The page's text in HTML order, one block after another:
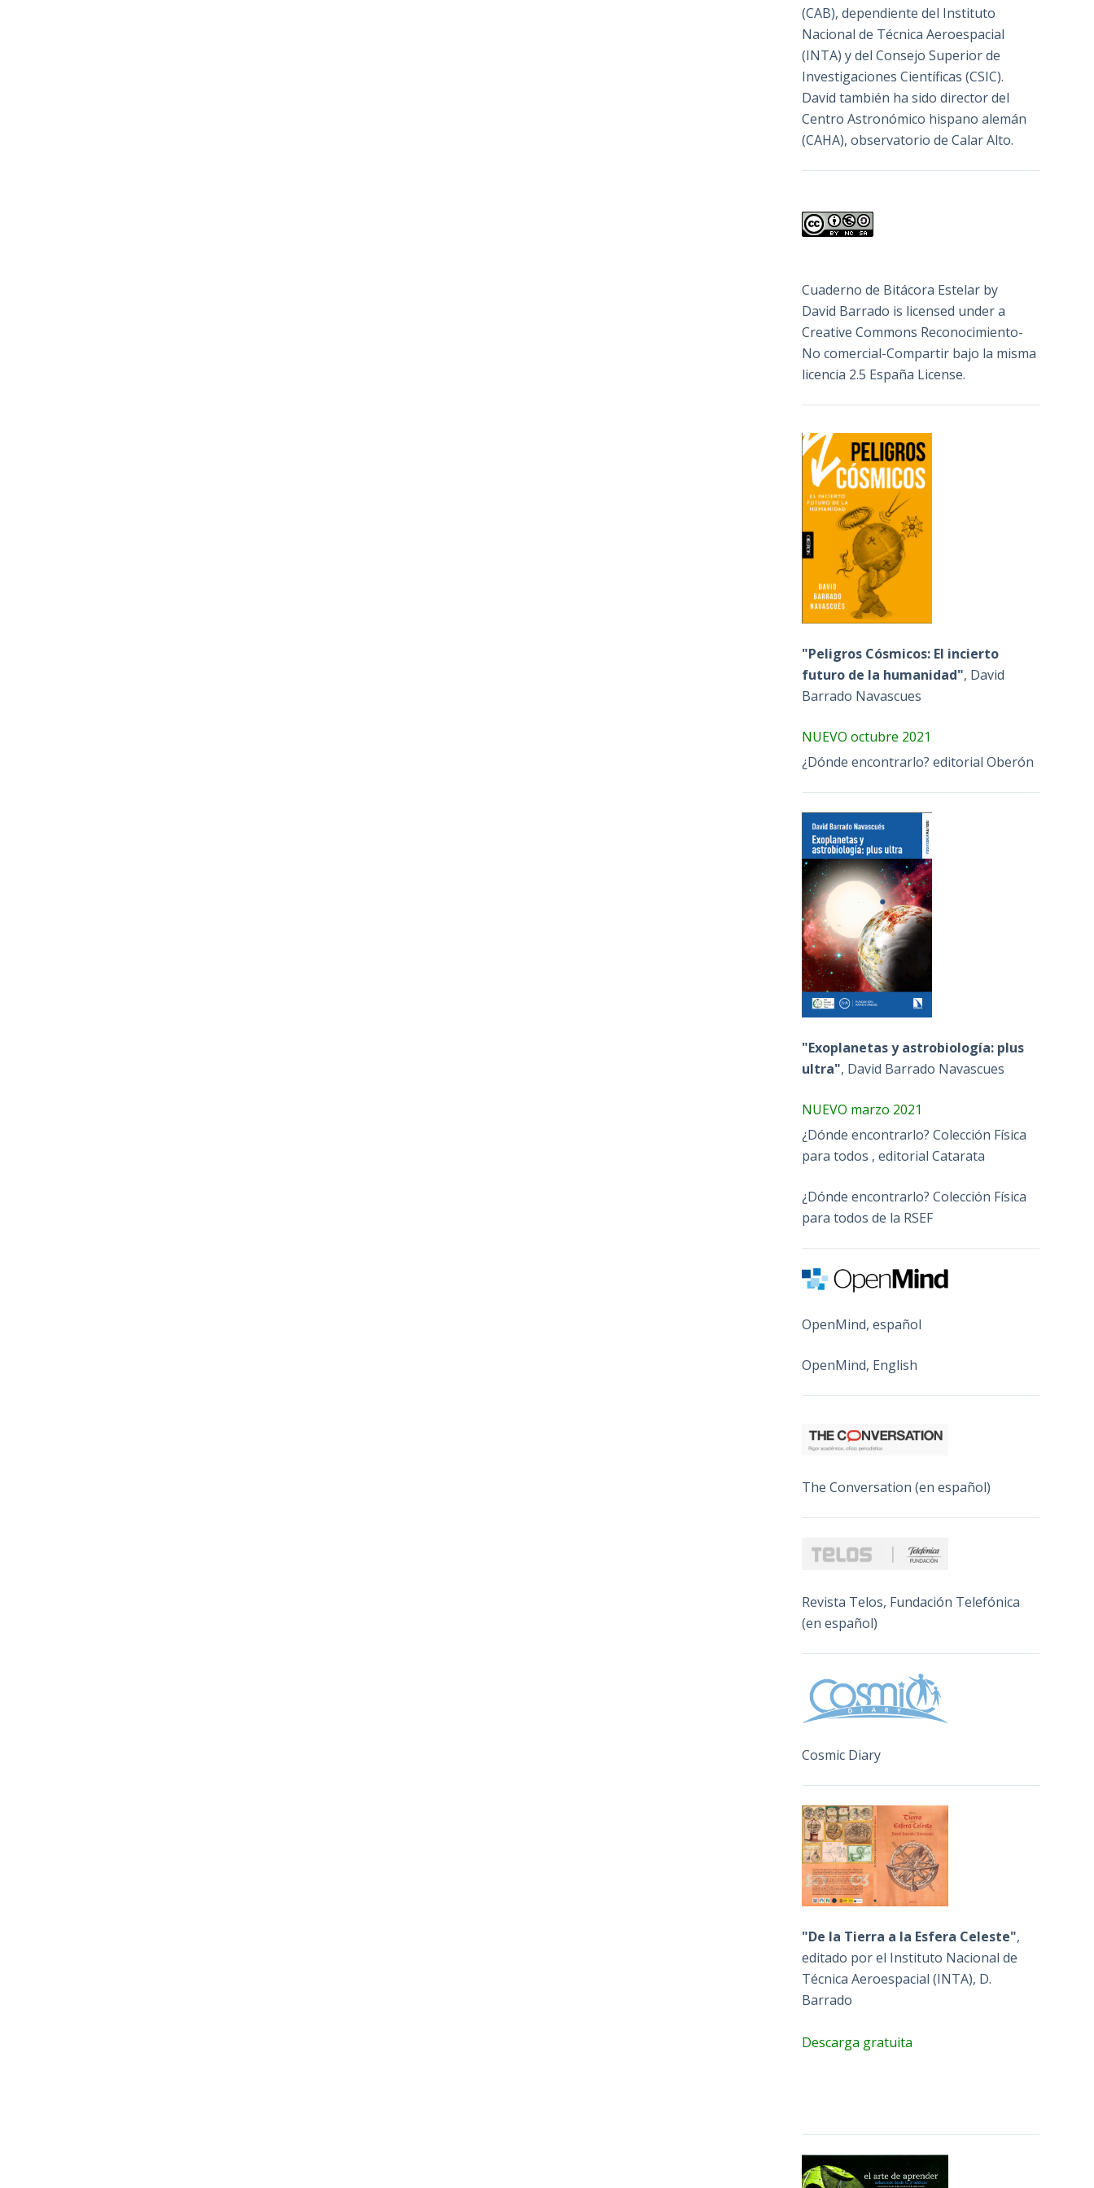
(CAB), dependiente del Instituto
Nacional de Técnica Aeroespacial
(INTA) y del Consejo Superior de
Investigaciones Científicas (CSIC).
David también ha sido director del
Centro Astronómico hispano alemán
(CAHA), observatorio de Calar Alto.
Cuaderno de Bitácora Estelar by
David Barrado is licensed under a
Creative Commons Reconocimiento-
No comercial-Compartir bajo la misma
licencia 2.5 España License.
"Peligros Cósmicos: El incierto
futuro de la humanidad", David
Barrado Navascues
NUEVO octubre 2021
¿Dónde encontrarlo? editorial Oberón
"Exoplanetas y astrobiología: plus
ultra", David Barrado Navascues
NUEVO marzo 2021
¿Dónde encontrarlo? Colección Física
para todos , editorial Catarata
¿Dónde encontrarlo? Colección Física
para todos de la RSEF
OpenMind, español
OpenMind, English
The Conversation (en español)
Revista Telos, Fundación Telefónica
(en español)
Cosmic Diary
"De la Tierra a la Esfera Celeste",
editado por el Instituto Nacional de
Técnica Aeroespacial (INTA), D.
Barrado
Descarga gratuita